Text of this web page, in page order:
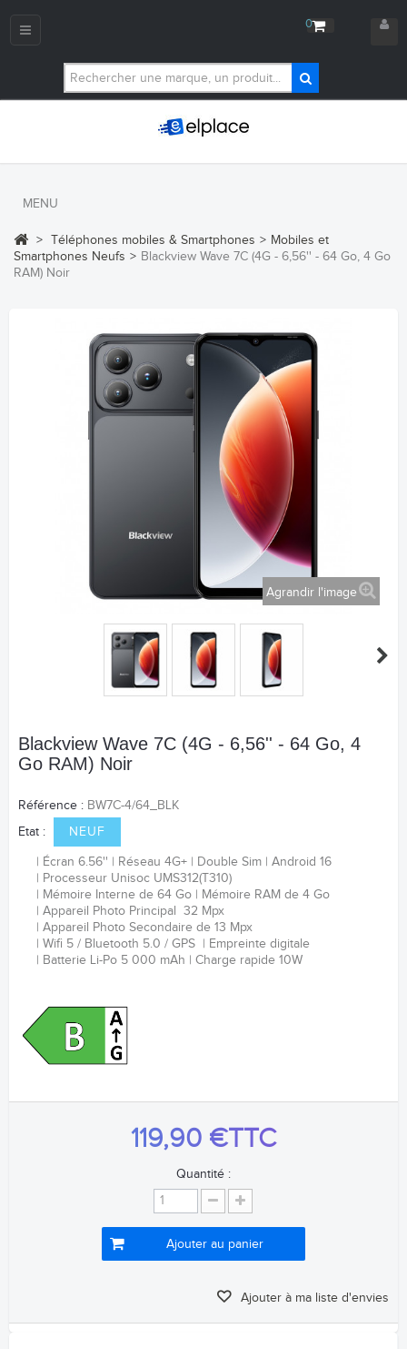
0
Navigation
MENU
> Téléphones mobiles & Smartphones > Mobiles et
Smartphones Neufs > Blackview Wave 7C (4G - 6,56'' - 64 Go, 4 Go
RAM) Noir
Agrandir l'image
Blackview Wave 7C (4G - 6,56'' - 64 Go, 4
Go RAM) Noir
Référence : BW7C-4/64_BLK
Etat :
NEUF
Écran 6.56'' Réseau 4G+ Double Sim
Android 16
Processeur Unisoc UMS312(T310)
Mémoire Interne de 64 Go
Mémoire RAM de 4 Go
Appareil Photo Principal 32 Mpx
Appareil Photo Secondaire de 13 Mpx
Wifi 5 / Bluetooth 5.0 / GPS
Empreinte digitale
Batterie Li-Po 5 000 mAh
Charge rapide 10W
119,90 €TTC
Quantité :
Ajouter au panier
Ajouter à ma liste d'envies